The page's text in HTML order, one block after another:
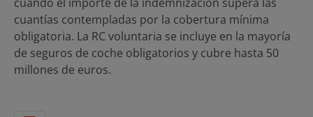
cuantías contempladas por la cobertura mínima
obligatoria. La RC voluntaria se incluye en la mayoría
de seguros de coche obligatorios y cubre hasta 50
millones de euros.